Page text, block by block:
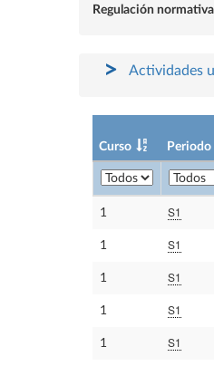
Regulación normativa
Actividades
Curso Periodo
1 S1
1 S1
1 S1
1 S1
1 S1